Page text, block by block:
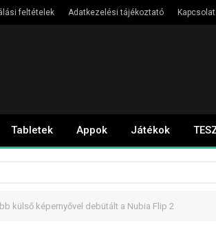
feltételek Adatkezelési tájékoztató Kapcsolat
Tabletek Appok Játékok
külső képernyővel debütált a Nubia Flip 2